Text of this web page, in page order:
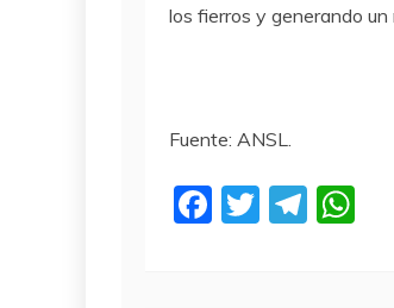
los fierros y generando
Fuente: ANSL.
F
T
T